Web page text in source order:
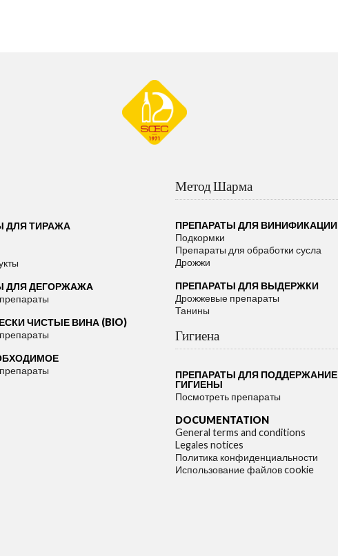
ДЛЯ ТИРАЖА
ДЛЯ ДЕГОРЖАЖА
ЧИСТЫЕ ВИНА (BIO)
Метод Шарма
ПРЕПАРАТЫ ДЛЯ ВИНИФИКАЦИИ
Подкормки
Препараты для обработки сусла
Дрожжи
ПРЕПАРАТЫ ДЛЯ ВЫДЕРЖКИ
Дрожжевые препараты
Танины
Гигиена
ПРЕПАРАТЫ ДЛЯ ПОДДЕРЖАНИЕ
ГИГИЕНЫ
Посмотреть препараты
DOCUMENTATION
General terms and conditions
Legales notices
Политика конфиденциальности
Использование файлов cookie